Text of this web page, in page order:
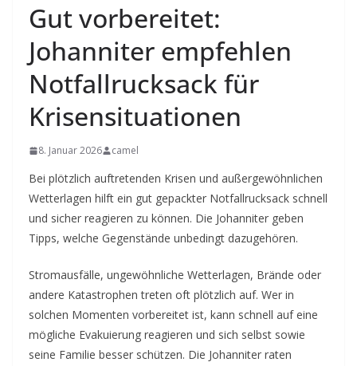
Gut vorbereitet:
Johanniter empfehlen
Notfallrucksack für
Krisensituationen
8. Januar 2026 camel
Bei plötzlich auftretenden Krisen und außergewöhnlichen
Wetterlagen hilft ein gut gepackter Notfallrucksack schnell
und sicher reagieren zu können. Die Johanniter geben
Tipps, welche Gegenstände unbedingt dazugehören.
Stromausfälle, ungewöhnliche Wetterlagen, Brände oder
andere Katastrophen treten oft plötzlich auf. Wer in
solchen Momenten vorbereitet ist, kann schnell auf eine
mögliche Evakuierung reagieren und sich selbst sowie
seine Familie besser schützen. Die Johanniter raten